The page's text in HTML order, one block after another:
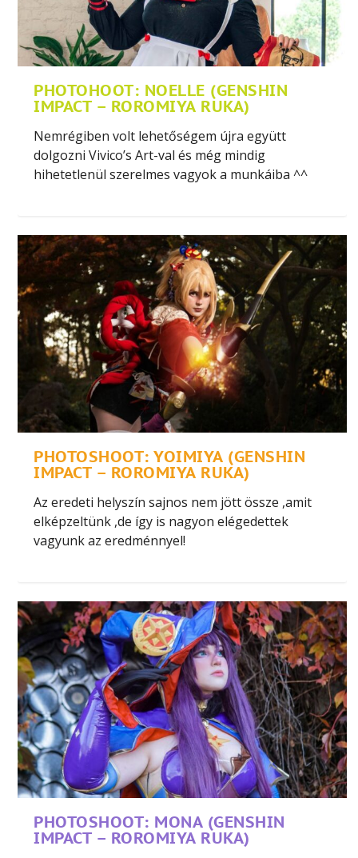
PHOTOHOOT: NOELLE (GENSHIN
IMPACT – ROROMIYA RUKA)
Nemrégiben volt lehetőségem újra együtt
dolgozni Vivico’s Art-val és még mindig
hihetetlenül szerelmes vagyok a munkáiba ^^
PHOTOSHOOT: YOIMIYA (GENSHIN
IMPACT – ROROMIYA RUKA)
Az eredeti helyszín sajnos nem jött össze ,amit
elképzeltünk ,de így is nagyon elégedettek
vagyunk az eredménnyel!
PHOTOSHOOT: MONA (GENSHIN
IMPACT – ROROMIYA RUKA)